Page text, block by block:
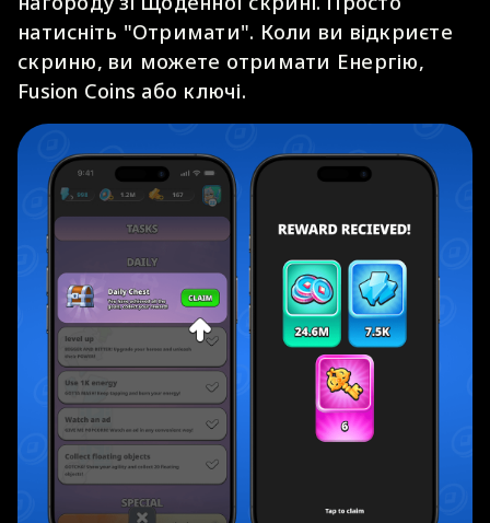
натисніть "Отримати". Коли ви відкриєте
скриню, ви можете отримати Енергію,
Fusion Coins або ключі.